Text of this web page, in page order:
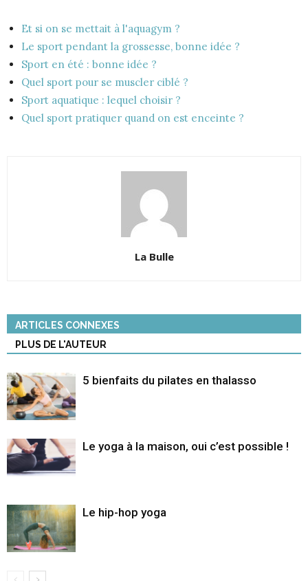
Et si on se mettait à l'aquagym ?
Le sport pendant la grossesse, bonne idée ?
Sport en été : bonne idée ?
Quel sport pour se muscler ciblé ?
Sport aquatique : lequel choisir ?
Quel sport pratiquer quand on est enceinte ?
La Bulle
ARTICLES CONNEXES
PLUS DE L'AUTEUR
5 bienfaits du pilates en thalasso
Le yoga à la maison, oui c’est possible !
Le hip-hop yoga